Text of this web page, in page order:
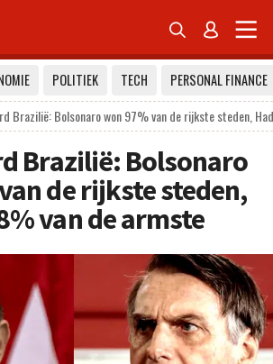
 
POLITIEK TECH
PERSONAL FINANCE
Brazilië: Bolsonaro won 97% van de rijkste steden,
Brazilië: Bolsonaro
de rijkste steden,
van de armste